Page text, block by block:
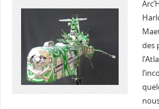
des